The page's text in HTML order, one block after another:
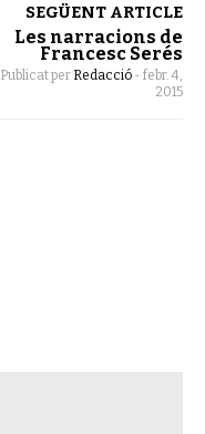
SEGÜENT ARTICLE
Les narracions de
Francesc Serés
Publicat per Redacció - febr. 4,
2015